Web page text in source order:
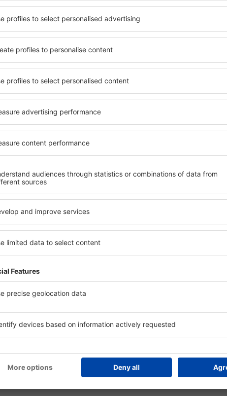
pentru fiecare buget şi
de proprietăți spațioase,
facilități, precum și de
zile în timpul unui city break.
în centrul orașului, lângă
puțin populare. Acest lucru
în funcție de nevoi și de
aveți garanţia că
relaxa, fără a fi nevoie să
unitate de cazare.
spre Kolwezi și vă veţi
Kolwezi –
Puteți alege dintr-o
proprietăți pentru o
ȋn vârstă și grupuri.
pensiuni care oferă
Kolwezi. Facilitățile din
auto, transport public,
relaxare sau distracţie,
Dacă doriţi cazare de
se potrivească. Veți
călătoria de afaceri la
Kolwezi cu facilități
copii, precum și pentru
un motor de căutare.
in și check-out. După ce
de căutare va afișa
Filtrarea rezultatelor în
de stele, evaluările
și opțiunea de anulare gratuită
Astfel veți putea găsi cazare în
de nevoile
cazare sau un pachet
Ce fel de
Facilitățile proprietăţilor
numărul de stele.
balcon, aer condiționat,
cafelei, prosoape și
gratuită, pot comanda
hotel cu piscină. În plus,
proprietăți care oferă
Kolwezi? Cât costă